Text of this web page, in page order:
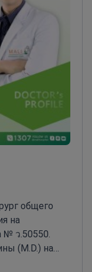
общего
на
№ ว.50550.
(M.D.) на